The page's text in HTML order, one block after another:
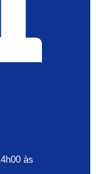
às